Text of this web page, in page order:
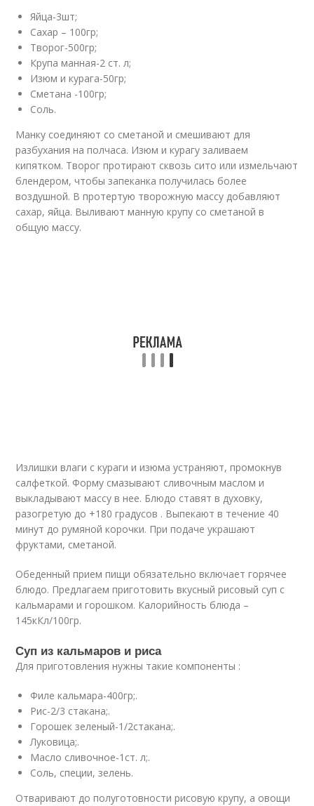
Яйца-3шт;
Сахар – 100гр;
Творог-500гр;
Крупа манная-2 ст. л;
Изюм и курага-50гр;
Сметана -100гр;
Соль.
Манку соединяют со сметаной и смешивают для
разбухания на полчаса. Изюм и курагу заливаем
кипятком. Творог протирают сквозь сито или измельчают
блендером, чтобы запеканка получилась более
воздушной. В протертую творожную массу добавляют
сахар, яйца. Выливают манную крупу со сметаной в
общую массу.
Излишки влаги с кураги и изюма устраняют, промокнув
салфеткой. Форму смазывают сливочным маслом и
выкладывают массу в нее. Блюдо ставят в духовку,
разогретую до +180 градусов . Выпекают в течение 40
минут до румяной корочки. При подаче украшают
фруктами, сметаной.
Обеденный прием пищи обязательно включает горячее
блюдо. Предлагаем приготовить вкусный рисовый суп с
кальмарами и горошком. Калорийность блюда –
145кКл/100гр.
Суп из кальмаров и риса
Для приготовления нужны такие компоненты :
Филе кальмара-400гр;.
Рис-2/3 стакана;.
Горошек зеленый-1/2стакана;.
Луковица;.
Масло сливочное-1ст. л;.
Соль, специи, зелень.
Отваривают до полуготовности рисовую крупу, а овощи